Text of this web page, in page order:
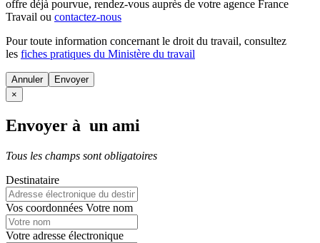
offre déjà pourvue, rendez-vous auprès de votre agence France
Travail ou contactez-nous
Pour toute information concernant le droit du travail, consultez
les fiches pratiques du Ministère du travail
Annuler
×
Envoyer à un ami
Tous les champs sont obligatoires
Destinataire
Vos coordonnées Votre nom
Votre adresse électronique